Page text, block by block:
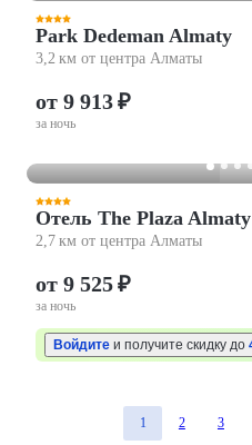
Park Dedeman Almaty
3,2 км от центра Алматы
от 9 913 ₽
за ночь
Отель The Plaza Almaty
2,7 км от центра Алматы
от 9 525 ₽
за ночь
Войдите и получите скидку до
1 2 3